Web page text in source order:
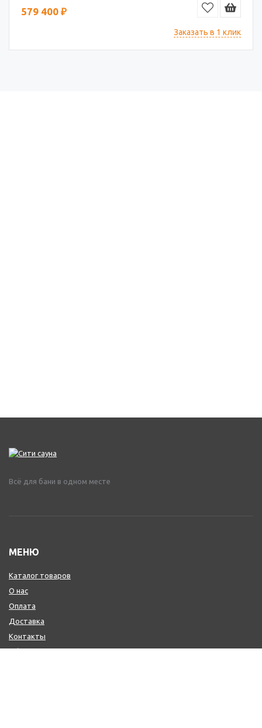
579 400 ₽
Заказать в 1 клик
Всё для бани в одном месте
МЕНЮ
Каталог товаров
О нас
Оплата
Доставка
Контакты
Обмен и возврат